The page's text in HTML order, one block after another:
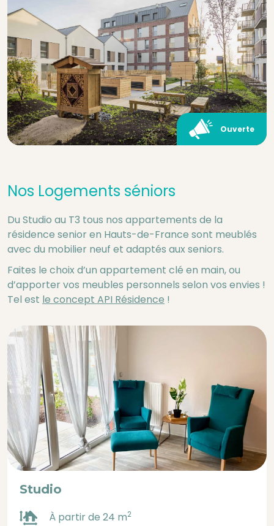
Ouverte
Nos Logements séniors
Du Studio au T3 tous nos appartements de la
résidence senior en Hauts-de-France sont meublés
avec du mobilier neuf et adaptés aux seniors.
Faites le choix d’un appartement clé en main, ou
d’apporter vos meubles personnels selon vos envies !
Tel est le concept API Résidence !
Studio
À partir de 24 m2